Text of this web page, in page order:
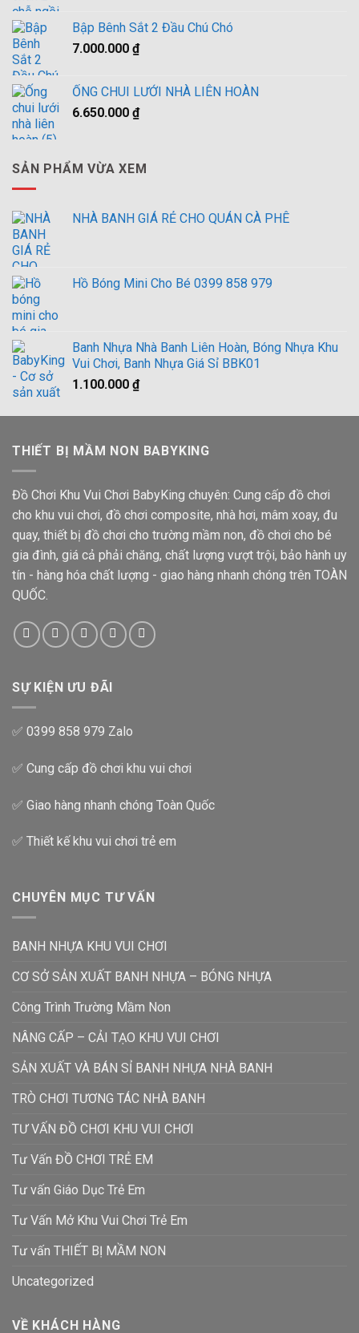
950.000 ₫.là:
Bập Bênh Sắt 2 Đầu Chú Chó
7.000.000 ₫
ỐNG CHUI LƯỚI NHÀ LIÊN HOÀN
6.650.000 ₫
SẢN PHẨM VỪA XEM
NHÀ BANH GIÁ RẺ CHO QUÁN CÀ PHÊ
Hồ Bóng Mini Cho Bé 0399 858 979
Banh Nhựa Nhà Banh Liên Hoàn, Bóng Nhựa Khu
Vui Chơi, Banh Nhựa Giá Sỉ BBK01
1.100.000 ₫
THIẾT BỊ MẦM NON BABYKING
Đồ Chơi Khu Vui Chơi BabyKing chuyên: Cung cấp đồ chơi
cho khu vui chơi, đồ chơi composite, nhà hơi, mâm xoay, đu
quay, thiết bị đồ chơi cho trường mầm non, đồ chơi cho bé
gia đình, giá cả phải chăng, chất lượng vượt trội, bảo hành uy
tín - hàng hóa chất lượng - giao hàng nhanh chóng trên TOÀN
QUỐC.
SỰ KIỆN ƯU ĐÃI
✅ 0399 858 979 Zalo
✅ Cung cấp đồ chơi khu vui chơi
✅ Giao hàng nhanh chóng Toàn Quốc
✅ Thiết kế khu vui chơi trẻ em
CHUYÊN MỤC TƯ VẤN
BANH NHỰA KHU VUI CHƠI
CƠ SỞ SẢN XUẤT BANH NHỰA – BÓNG NHỰA
Công Trình Trường Mầm Non
NÂNG CẤP – CẢI TẠO KHU VUI CHƠI
SẢN XUẤT VÀ BÁN SỈ BANH NHỰA NHÀ BANH
TRÒ CHƠI TƯƠNG TÁC NHÀ BANH
TƯ VẤN ĐỒ CHƠI KHU VUI CHƠI
Tư Vấn ĐỒ CHƠI TRẺ EM
Tư vấn Giáo Dục Trẻ Em
Tư Vấn Mở Khu Vui Chơi Trẻ Em
Tư vấn THIẾT BỊ MẦM NON
Uncategorized
VỀ KHÁCH HÀNG